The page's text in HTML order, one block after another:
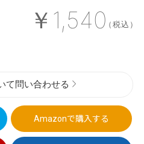
￥1,540（税込）
て問い合わせる
Amazonで購入する